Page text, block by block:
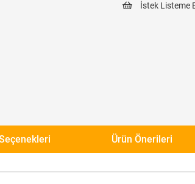
İstek Listeme
Ürün Önerileri